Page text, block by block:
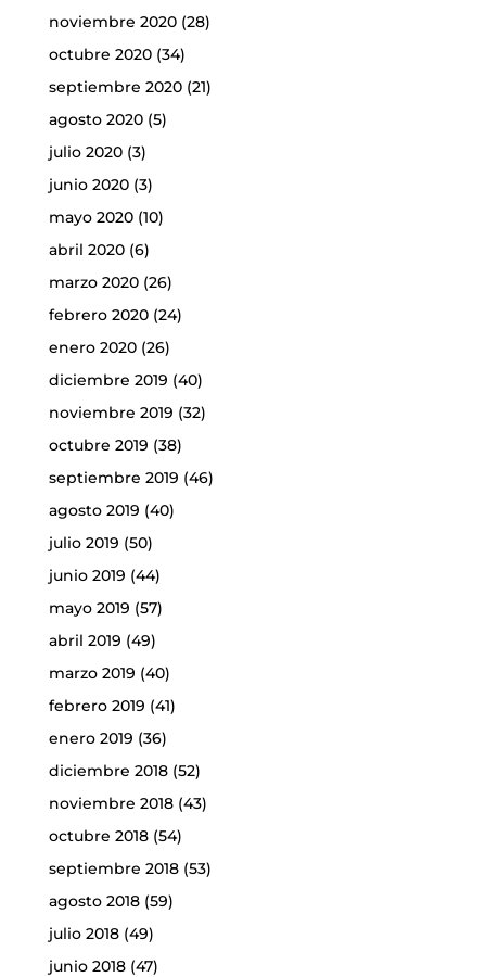
noviembre 2020(28)
octubre 2020(34)
septiembre 2020(21)
agosto 2020(5)
julio 2020(3)
junio 2020(3)
mayo 2020(10)
abril 2020(6)
marzo 2020(26)
febrero 2020(24)
enero 2020(26)
diciembre 2019 (40)
noviembre 2019 (32)
octubre 2019 (38)
septiembre 2019 (46)
agosto 2019 (40)
julio 2019 (50)
junio 2019 (44)
mayo 2019 (57)
abril 2019 (49)
marzo 2019 (40)
febrero 2019 (41)
enero 2019 (36)
diciembre 2018(52)
noviembre 2018(43)
octubre 2018(54)
septiembre 2018(53)
agosto 2018(59)
julio 2018(49)
junio 2018(47)